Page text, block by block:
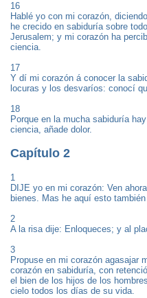
16
Hablé yo con mi corazón,
he crecido en sabiduría sobre
Jerusalem; y mi corazón ha
ciencia.
17
Y dí mi corazón á conocer la
locuras y los desvaríos: conocí
18
Porque en la mucha sabiduría
ciencia, añade dolor.
Capítulo 2
1
DIJE yo en mi corazón: Ven
bienes. Mas he aquí esto
2
A la risa dije: Enloqueces; y al
3
Propuse en mi corazón agasajar
corazón en sabiduría, con
el bien de los hijos de los
cielo todos los días de su vida.